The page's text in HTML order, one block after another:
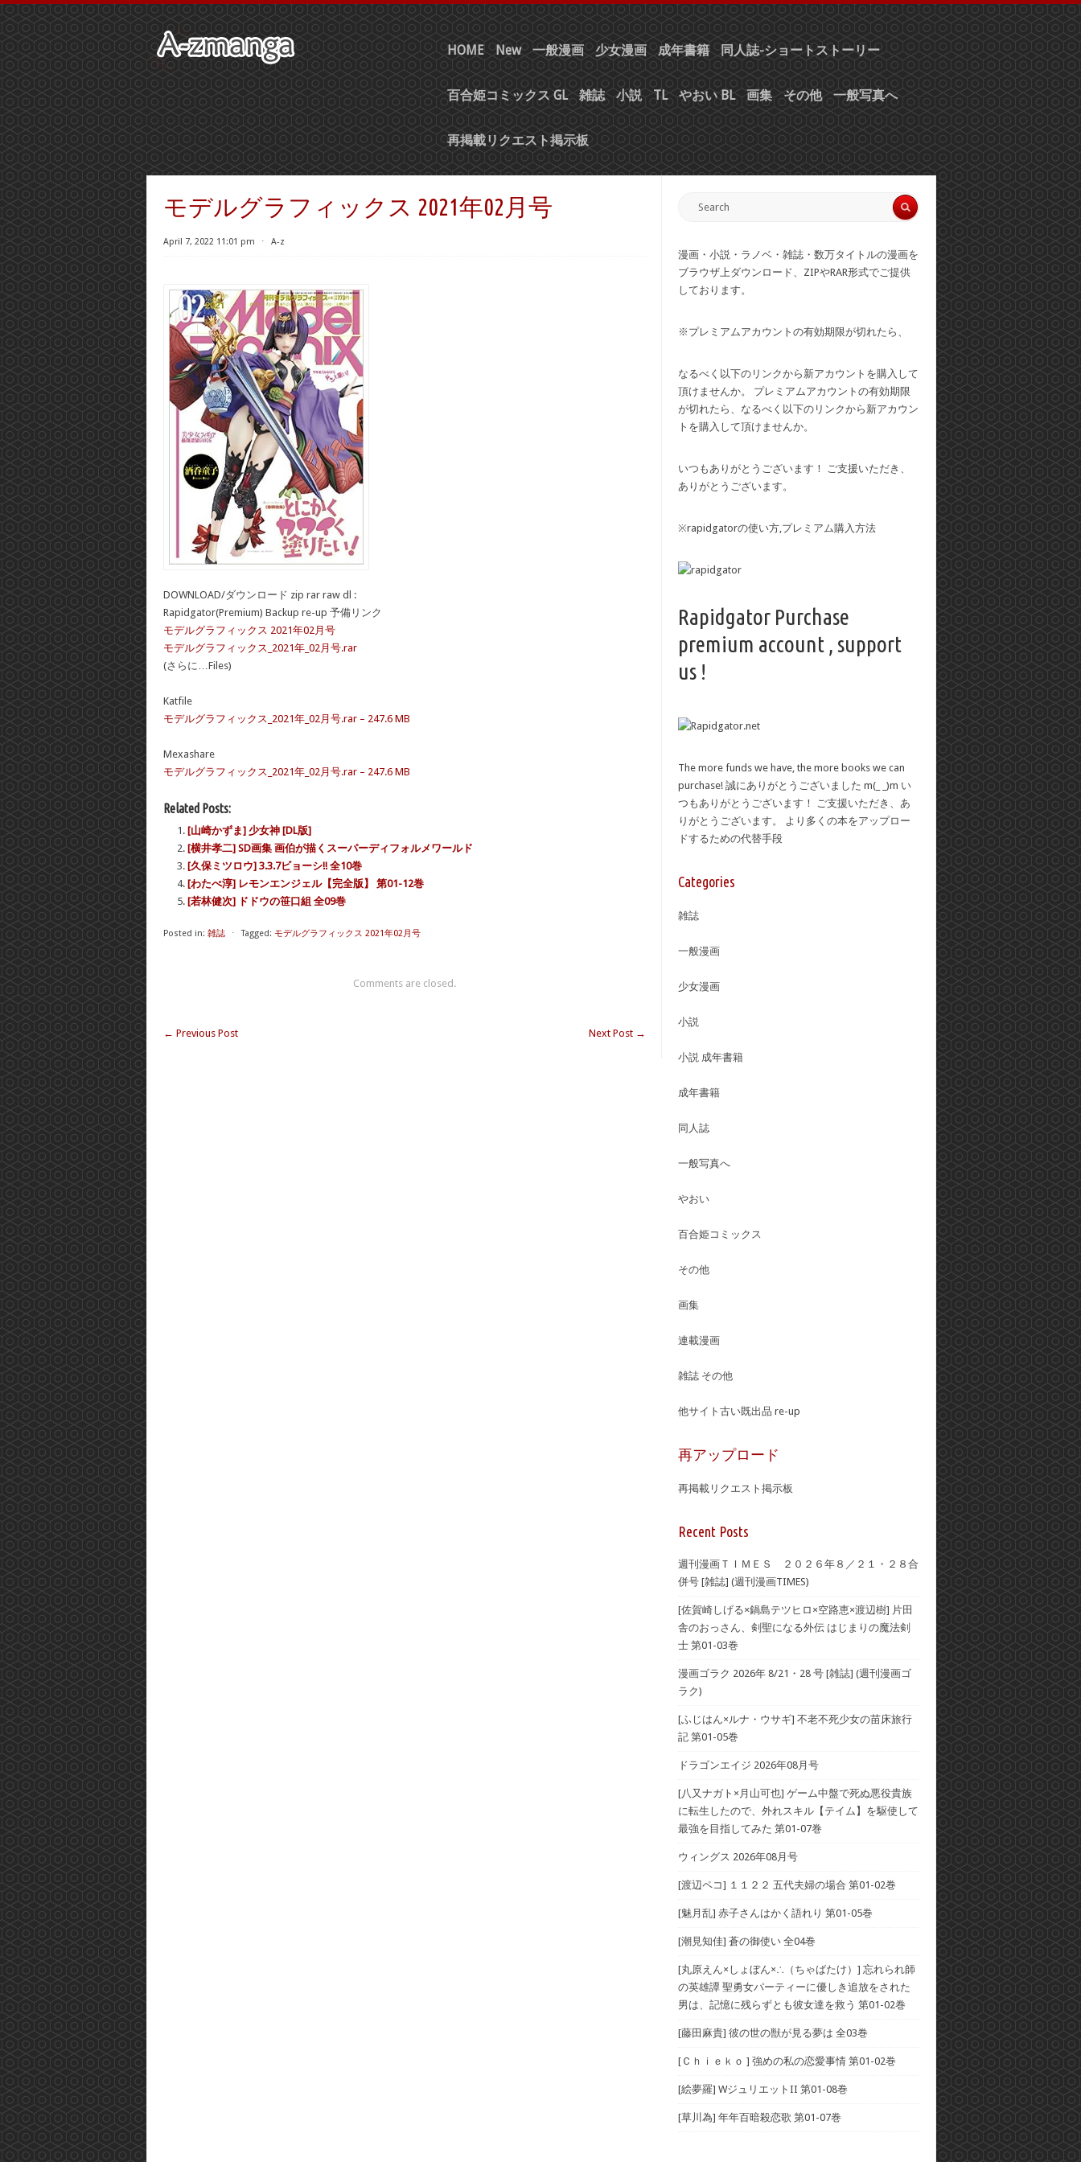
HOME New 一般漫画 少女漫画 成年書籍 同人誌-ショートストーリー
百合姫コミックス GL 雑誌 小説 TL やおい BL 画集 その他 一般写真へ
再掲載リクエスト掲示板
モデルグラフィックス 2021年02月号
April 7, 2022 11:01 pm ⋅ A-z
DOWNLOAD/ダウンロード zip rar raw dl :
Rapidgator(Premium) Backup re-up 予備リンク
モデルグラフィックス 2021年02月号
モデルグラフィックス_2021年_02月号.rar
(さらに…Files)
Katfile
モデルグラフィックス_2021年_02月号.rar – 247.6 MB
Mexashare
モデルグラフィックス_2021年_02月号.rar – 247.6 MB
Related Posts:
[山崎かずま] 少女神 [DL版]
[横井孝二] SD画集 画伯が描くスーパーディフォルメワールド
[久保ミツロウ] 3.3.7ビョーシ!! 全10巻
[わたべ淳] レモンエンジェル【完全版】 第01-12巻
[若林健次] ドドウの笹口組 全09巻
Posted in: 雑誌 ⋅ Tagged: モデルグラフィックス 2021年02月号
Comments are closed.
← Previous Post Next Post →
漫画・小説・ラノベ・雑誌・数万タイトルの漫画を
ブラウザ上ダウンロード、ZIPやRAR形式でご提供
しております。
※プレミアムアカウントの有効期限が切れたら、
なるべく以下のリンクから新アカウントを購入して
頂けませんか。 プレミアムアカウントの有効期限
が切れたら、なるべく以下のリンクから新アカウン
トを購入して頂けませんか。
いつもありがとうございます！ ご支援いただき、
ありがとうございます。
※rapidgatorの使い方,プレミアム購入方法
Rapidgator Purchase
premium account , support
us !
The more funds we have, the more books we can
purchase! 誠にありがとうございました m(_ _)m い
つもありがとうございます！ ご支援いただき、あ
りがとうございます。 より多くの本をアップロー
ドするための代替手段
Categories
雑誌
一般漫画
少女漫画
小説
小説 成年書籍
成年書籍
同人誌
一般写真へ
やおい
百合姫コミックス
その他
画集
連載漫画
雑誌 その他
他サイト古い既出品 re-up
再アップロード
再掲載リクエスト掲示板
Recent Posts
週刊漫画ＴＩＭＥＳ ２０２６年８／２１・２８合
併号 [雑誌] (週刊漫画TIMES)
[佐賀崎しげる×鍋島テツヒロ×空路恵×渡辺樹] 片田
舎のおっさん、剣聖になる外伝 はじまりの魔法剣
士 第01-03巻
漫画ゴラク 2026年 8/21・28 号 [雑誌] (週刊漫画ゴ
ラク)
[ふじはん×ルナ・ウサギ] 不老不死少女の苗床旅行
記 第01-05巻
ドラゴンエイジ 2026年08月号
[八又ナガト×月山可也] ゲーム中盤で死ぬ悪役貴族
に転生したので、外れスキル【テイム】を駆使して
最強を目指してみた 第01-07巻
ウィングス 2026年08月号
[渡辺ペコ] １１２２ 五代夫婦の場合 第01-02巻
[魅月乱] 赤子さんはかく語れり 第01-05巻
[潮見知佳] 蒼の御使い 全04巻
[丸原えん×しょぼん×∴（ちゃばたけ）] 忘れられ師
の英雄譚 聖勇女パーティーに優しき追放をされた
男は、記憶に残らずとも彼女達を救う 第01-02巻
[藤田麻貴] 彼の世の獣が見る夢は 全03巻
[Ｃｈｉｅｋｏ ] 強めの私の恋愛事情 第01-02巻
[絵夢羅] WジュリエットII 第01-08巻
[草川為] 年年百暗殺恋歌 第01-07巻